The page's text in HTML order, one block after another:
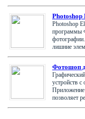
Photoshop
программы
лишние
Фотошоп
устройств
Приложение
позволяет